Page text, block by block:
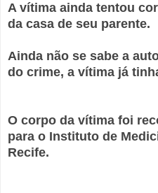
A vítima ainda tentou
da casa de seu parente.
Ainda não se sabe a
do crime, a vítima já
O corpo da vítima foi
para o Instituto de
Recife.